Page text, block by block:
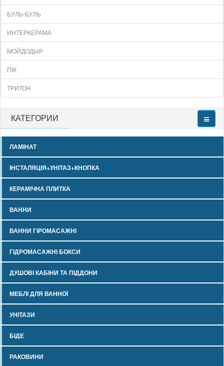
БУЛЬ-БУЛЬ
ИНТЕРКЕРАМА
МОЙДОДЫР
ПІК
ТРИТОН
КАТЕГОРИИ
ЛАМІНАТ
ІНСТАЛЯЦІЯ+УНІТАЗ+КНОПКА
КЕРАМІЧНА ПЛИТКА
ВАННИ
ВАННИ ГІРОМАСАЖНІ
ГІДРОМАСАЖНІ БОКСИ
ДУШОВІ КАБІНИ ТА ПІДДОНИ
МЕБЛІ ДЛЯ ВАННОЇ
УНІТАЗИ
БІДЕ
РАКОВИНИ